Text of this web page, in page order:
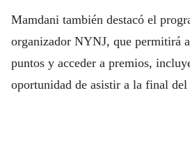
Mamdani también destacó el
organizador NYNJ, que permitirá
puntos y acceder a premios,
oportunidad de asistir a la final